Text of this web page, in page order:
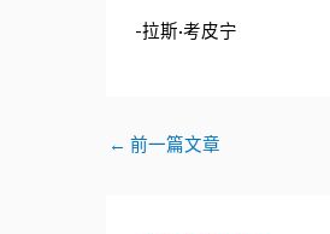
-拉斯·考皮宁
← 前一篇文章